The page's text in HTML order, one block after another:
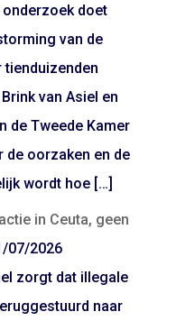
doet
van de
tienduizenden
van Asiel en
de Tweede Kamer
de oorzaken en de
wordt hoe […]
in Ceuta, geen
07/2026
zorgt dat illegale
naar